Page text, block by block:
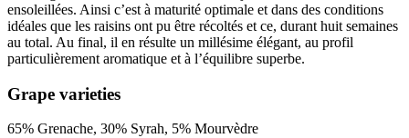
ensoleillées. Ainsi c’est à maturité optimale et dans des conditions
idéales que les raisins ont pu être récoltés et ce, durant huit semaines
au total. Au final, il en résulte un millésime élégant, au profil
particulièrement aromatique et à l’équilibre superbe.
Grape varieties
65% Grenache, 30% Syrah, 5% Mourvèdre